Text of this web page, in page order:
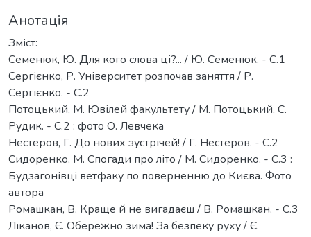
Анотація
Зміст:
Семенюк, Ю. Для кого слова ці?... / Ю. Семенюк. - С.1
Сергієнко, Р. Університет розпочав заняття / Р.
Сергієнко. - С.2
Потоцький, М. Ювілей факультету / М. Потоцький, С.
Рудик. - С.2 : фото О. Левчека
Нестеров, Г. До нових зустрічей! / Г. Нестеров. - С.2
Сидоренко, М. Спогади про літо / М. Сидоренко. - С.3 :
Будзагонівці ветфаку по поверненню до Києва. Фото
автора
Ромашкан, В. Краще й не вигадаєш / В. Ромашкан. - С.3
Ліканов, Є. Обережно зима! За безпеку руху / Є.